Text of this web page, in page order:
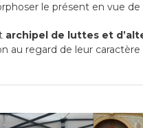
le présent en vue de
archipel de luttes et
au regard de leur